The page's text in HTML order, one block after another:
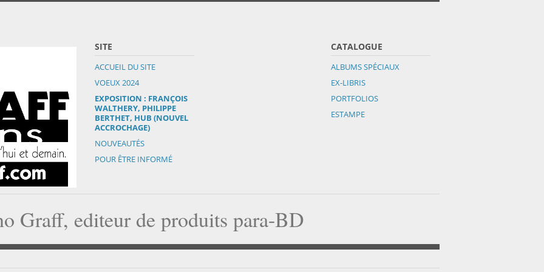
SITE
ACCUEIL DU SITE
VOEUX 2024
EXPOSITION : FRANÇOIS
WALTHERY, PHILIPPE
BERTHET, HUB (NOUVEL
ACCROCHAGE)
NOUVEAUTÉS
POUR ÊTRE INFORMÉ
CATALOGUE
ALBUMS SPÉCIAUX
EX-LIBRIS
PORTFOLIOS
ESTAMPE
Graff, editeur de produits para-BD